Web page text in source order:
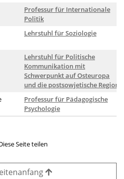
Professur für Internationale
Politik
Lehrstuhl für Soziologie
Lehrstuhl für Politische
Kommunikation mit
Schwerpunkt auf Osteuropa
und die postsowjetische Region
Professur für Pädagogische
Psychologie
Seite teilen